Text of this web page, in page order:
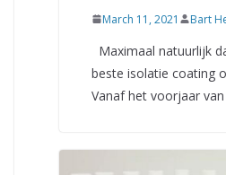
March 11, 2021 Bart
Maximaal natuurlijk
beste isolatie coating
Vanaf het voorjaar van